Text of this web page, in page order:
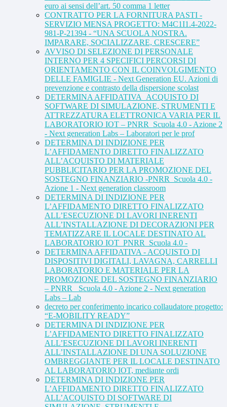
euro ai sensi dell’art. 50 comma 1 letter
CONTRATTO PER LA FORNITURA PASTI -
SERVIZIO MENSA PROGETTO: M4C1I1.4-2022-
981-P-21394 - “UNA SCUOLA NOSTRA.
IMPARARE, SOCIALIZZARE, CRESCERE”
AVVISO DI SELEZIONE DI PERSONALE
INTERNO PER 4 SPECIFICI PERCORSI DI
ORIENTAMENTO CON IL COINVOLGIMENTO
DELLE FAMIGLIE - Next Generation EU. Azioni di
prevenzione e contrasto della dispersione scolast
DETERMINA AFFIDATIVA_ACQUISTO DI
SOFTWARE DI SIMULAZIONE, STRUMENTI E
ATTREZZATURA ELETTRONICA VARIA PER IL
LABORATORIO IOT – PNRR_Scuola 4.0 - Azione 2
- Next generation Labs – Laboratori per le prof
DETERMINA DI INDIZIONE PER
L’AFFIDAMENTO DIRETTO FINALIZZATO
ALL’ACQUISTO DI MATERIALE
PUBBLICITARIO PER LA PROMOZIONE DEL
SOSTEGNO FINANZIARIO -PNRR_Scuola 4.0 -
Azione 1 - Next generation classroom
DETERMINA DI INDIZIONE PER
L’AFFIDAMENTO DIRETTO FINALIZZATO
ALL’ESECUZIONE DI LAVORI INERENTI
ALL’INSTALLAZIONE DI DECORAZIONI PER
TEMATIZZARE IL LOCALE DESTINATO AL
LABORATORIO IOT_PNRR_Scuola 4.0 -
DETERMINA AFFIDATIVA - ACQUISTO DI
DISPOSITIVI DIGITALI, LAVAGNA, CARRELLI
LABORATORIO E MATERIALE PER LA
PROMOZIONE DEL SOSTEGNO FINANZIARIO
– PNRR_ Scuola 4.0 - Azione 2 - Next generation
Labs – Lab
decreto per conferimento incarico collaudatore progetto:
“E-MOBILITY READY”
DETERMINA DI INDIZIONE PER
L’AFFIDAMENTO DIRETTO FINALIZZATO
ALL’ESECUZIONE DI LAVORI INERENTI
ALL’INSTALLAZIONE DI UNA SOLUZIONE
OMBREGGIANTE PER IL LOCALE DESTINATO
AL LABORATORIO IOT, mediante ordi
DETERMINA DI INDIZIONE PER
L’AFFIDAMENTO DIRETTO FINALIZZATO
ALL’ACQUISTO DI SOFTWARE DI